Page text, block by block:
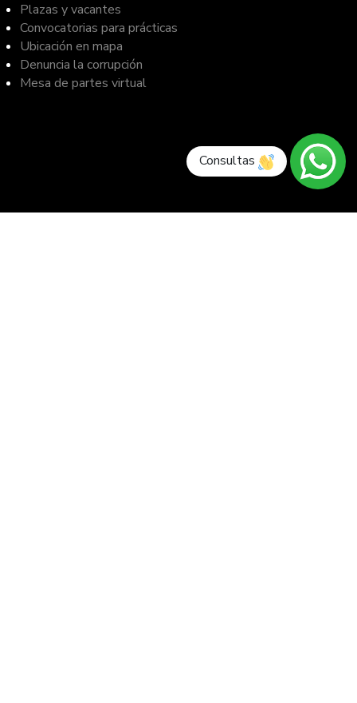
Plazas y vacantes
Convocatorias para prácticas
Ubicación en mapa
Denuncia la corrupción
Mesa de partes virtual
Consultas